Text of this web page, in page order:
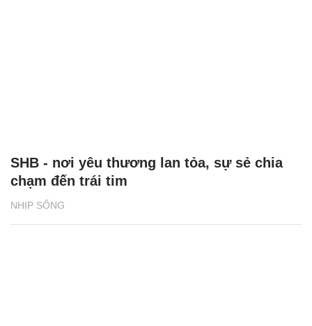
NHỊP SỐNG
SHB - nơi yêu thương lan tỏa, sự sẻ chia
chạm đến trái tim